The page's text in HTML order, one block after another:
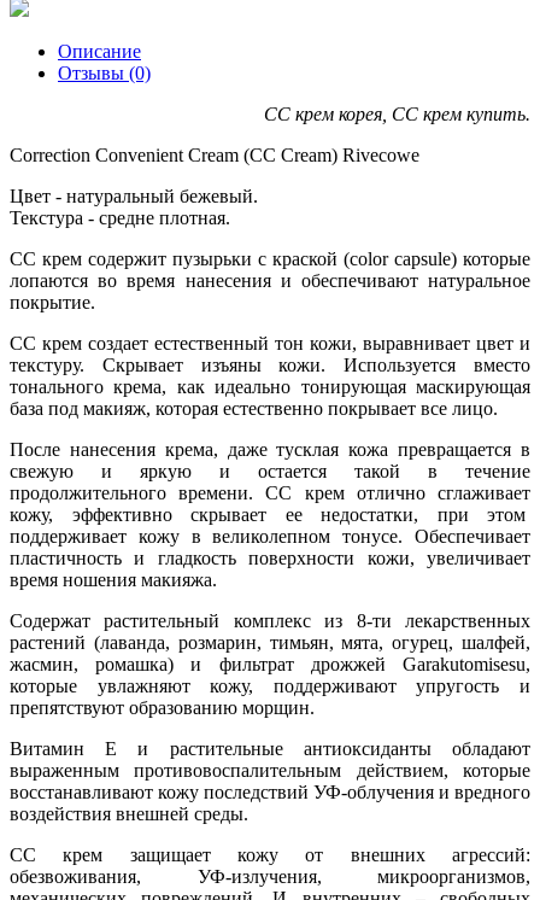
Описание
Отзывы (0)
СС крем корея, CC крем купить.
Correction Convenient Cream (CC Cream) Rivecowe
Цвет - натуральный бежевый.
Текстура - средне плотная.
СС крем содержит пузырьки с краской (color capsule) которые
лопаются во время нанесения и обеспечивают натуральное
покрытие.
СС крем создает естественный тон кожи, выравнивает цвет и
текстуру. Скрывает изъяны кожи. Используется вместо
тонального крема, как идеально тонирующая маскирующая
база под макияж, которая естественно покрывает все лицо.
После нанесения крема, даже тусклая кожа превращается в
свежую и яркую и остается такой в течение
продолжительного времени. СС крем отлично сглаживает
кожу, эффективно скрывает ее недостатки, при этом
поддерживает кожу в великолепном тонусе. Обеспечивает
пластичность и гладкость поверхности кожи, увеличивает
время ношения макияжа.
Содержат растительный комплекс из 8-ти лекарственных
растений (лаванда, розмарин, тимьян, мята, огурец, шалфей,
жасмин, ромашка) и фильтрат дрожжей Garakutomisesu,
которые увлажняют кожу, поддерживают упругость и
препятствуют образованию морщин.
Витамин Е и растительные антиоксиданты обладают
выраженным противовоспалительным действием, которые
восстанавливают кожу последствий УФ-облучения и вредного
воздействия внешней среды.
СС крем защищает кожу от внешних агрессий:
обезвоживания, УФ-излучения, микроорганизмов,